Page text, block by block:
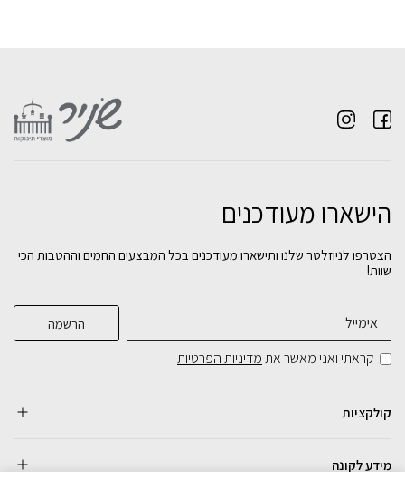
מיטת תינוק סביון לבן שילוב עץ בוק
בחירתצבע:
מיטה לתינוק כלנית לבן
בחירתצבע:
מיטת תינוק כלנית לבן שילוב עץ בוק
בחירתצבע:
הישארו מעודכנים
הצטרפו לניוזלטר שלנו ותישארו מעודכנים בכל המבצעים החמים וההטבות הכי
שוות!
קראתי ואני מאשר אתמדיניות הפרטיות
קולקציות
מידע לקונה